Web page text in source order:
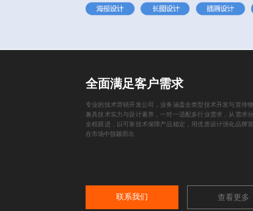
全面满足客户需求
专业的技术营销开发公司，业务涵盖全类型技术开发与宣传
兼具技术实力与设计素养，一对一适配多行业需求，从需求
全程跟进，以可靠技术保障产品稳定，用优质设计强化品牌
在市场中脱颖而出
联系我们 查看更多